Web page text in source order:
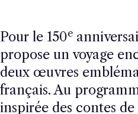
Pour le 150e
propose un voyage
deux œuvres
français. Au
inspirée des contes